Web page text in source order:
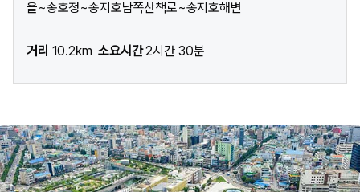
을~송호정~송지호남쪽산책로~송지호해변
거리 10.2km소요시간2시간 30분